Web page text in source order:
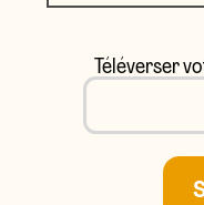
Téléverser